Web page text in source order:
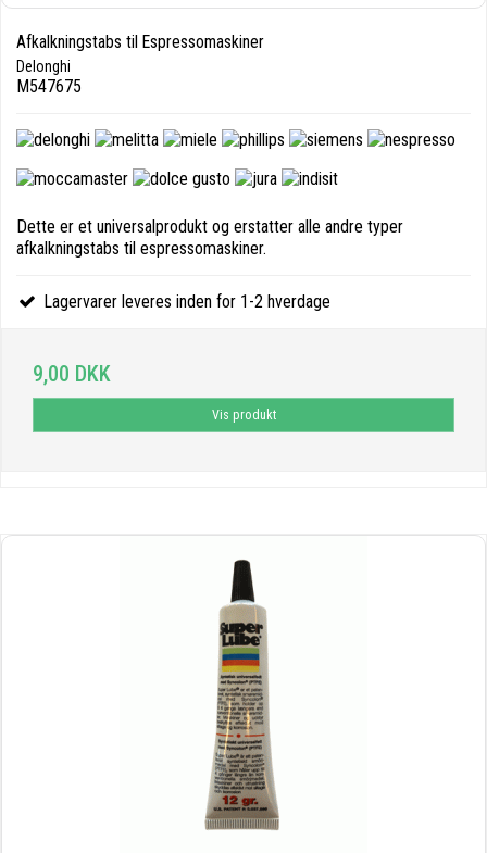
Afkalkningstabs til Espressomaskiner
Delonghi
M547675
Dette er et universalprodukt og erstatter alle andre typer
afkalkningstabs til espressomaskiner.
Lagervarer leveres inden for 1-2 hverdage
9,00 DKK
Vis produkt